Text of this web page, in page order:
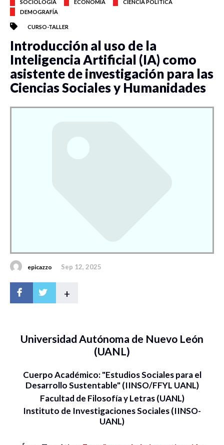
SOCIOLOGÍA ECONOMÍA
CIENCIA POLÍTICA
DEMOGRAFÍA
CURSO-TALLER
Introducción al uso de la
Inteligencia Artificial (IA) como
asistente de investigación para las
Ciencias Sociales y Humanidades
epicazzo Sep 12, 2025
+
Universidad Autónoma de Nuevo León
(UANL)
Cuerpo Académico: "Estudios Sociales para el
Desarrollo Sustentable" (IINSO/FFYL UANL)
Facultad de Filosofía y Letras (UANL)
Instituto de Investigaciones Sociales (IINSO-
UANL)